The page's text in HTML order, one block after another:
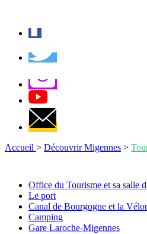
Accueil > Découvrir Migennes >
Office
du
Tourisme
et
sa
Office du Tourisme et sa salle
Le
port
Le port
Canal
de
Bourgogne
Canal de Bourgogne et la
Camping
Camping
Gare
Gare Laroche-Migennes